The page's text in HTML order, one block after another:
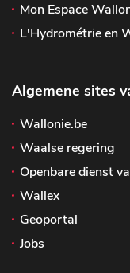
Mon Espace
L'Hydrométrie en
Algemene sites
Wallonie.be
Waalse regering
Openbare dienst
Wallex
Geoportal
Jobs